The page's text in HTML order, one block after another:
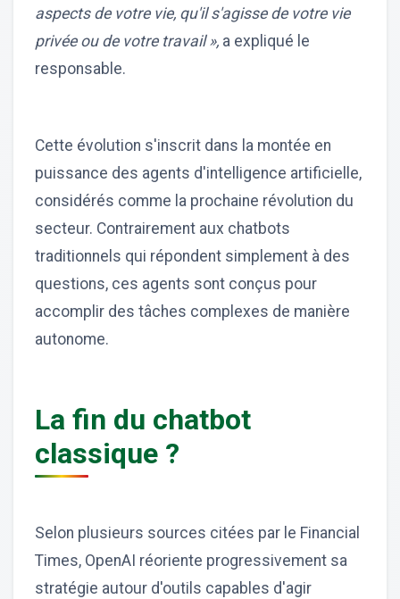
aspects de votre vie, qu'il s'agisse de votre vie
privée ou de votre travail », a expliqué le
responsable.
Cette évolution s'inscrit dans la montée en
puissance des agents d'intelligence artificielle,
considérés comme la prochaine révolution du
secteur. Contrairement aux chatbots
traditionnels qui répondent simplement à des
questions, ces agents sont conçus pour
accomplir des tâches complexes de manière
autonome.
La fin du chatbot
classique ?
Selon plusieurs sources citées par le Financial
Times, OpenAI réoriente progressivement sa
stratégie autour d'outils capables d'agir